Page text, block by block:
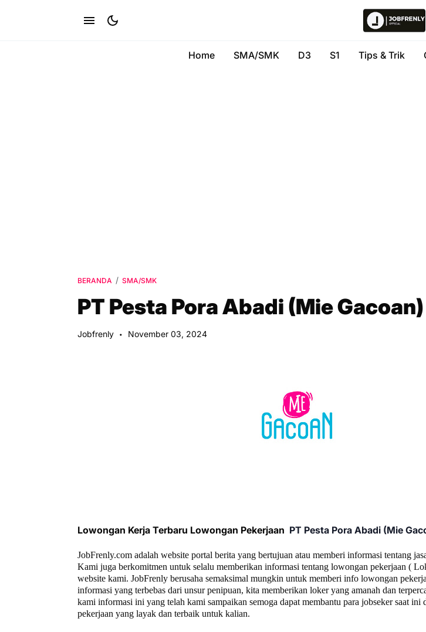
Home SMA/SMK D3 S1 Tips & Trik
BERANDA SMA/SMK
PT Pesta Pora Abadi (Mie Gacoan)
Jobfrenly November 03, 2024
Lowongan Kerja Terbaru Lowongan Pekerjaan PT Pesta Pora Abadi (Mie
JobFrenly.com adalah website portal berita yang bertujuan atau memberi informasi tentang
Kami juga berkomitmen untuk selalu memberikan informasi tentang lowongan pekerjaan (
website kami. JobFrenly berusaha semaksimal mungkin untuk memberi info lowongan
informasi yang terbebas dari unsur penipuan, kita memberikan loker yang amanah dan
kami informasi ini yang telah kami sampaikan semoga dapat membantu para jobseker saat ini
pekerjaan yang layak dan terbaik untuk kalian.